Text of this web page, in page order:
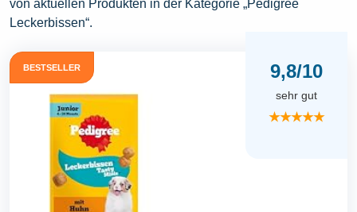
von aktuellen Produkten in der Kategorie „Pedigree
Leckerbissen“.
BESTSELLER 9,8/10
sehr gut
★★★★★